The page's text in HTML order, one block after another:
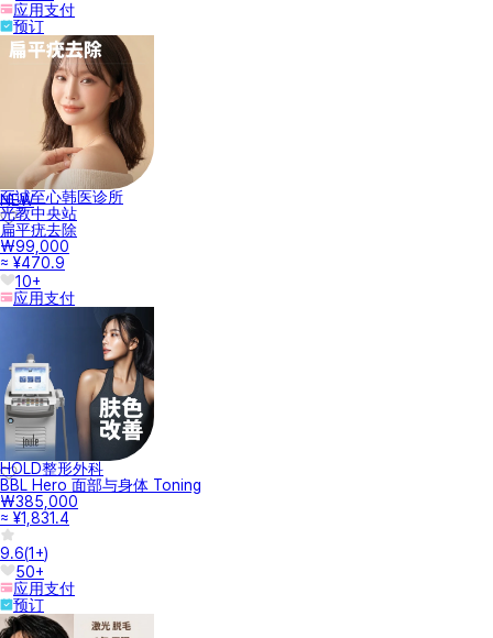
应用支付
预订
NEW
至诚至心韩医诊所
光教中央站
扁平疣去除
₩99,000
≈ ¥470.9
10+
应用支付
HOLD整形外科
BBL Hero 面部与身体 Toning
₩385,000
≈ ¥1,831.4
9.6(1+)
50+
应用支付
预订